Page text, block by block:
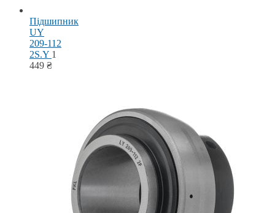
Підшипник
UY
209-112
2S.Y 1
449 ₴